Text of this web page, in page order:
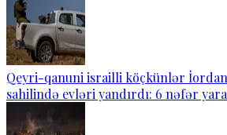
Qeyri-qanuni israilli köçkünlər İordan
sahilində evləri yandırdı: 6 nəfər